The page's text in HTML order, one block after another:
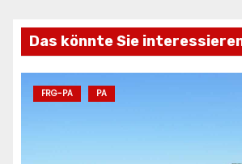
Das könnte Sie
FRG-PA PA